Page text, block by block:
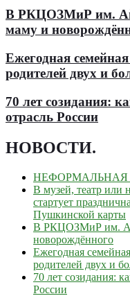
В РКЦОЗМиР им.
маму и
Ежегодная
родителей двух и
70 лет созидания:
отрасль России
НОВОСТИ.
НЕФОРМАЛЬНАЯ
В музей, театр или
стартует
Пушкинской карты
В РКЦОЗМиР им.
новорождённого
Ежегодная
родителей двух и
70 лет созидания:
России